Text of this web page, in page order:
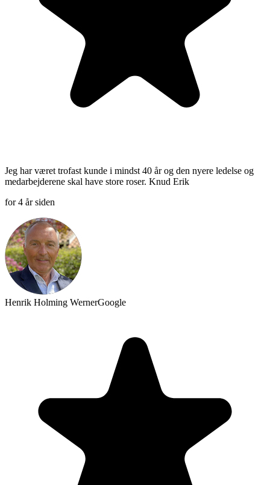
Jeg har været trofast kunde i mindst 40 år og den nyere ledelse og
medarbejderene skal have store roser. Knud Erik
for 4 år siden
Henrik Holming WernerGoogle